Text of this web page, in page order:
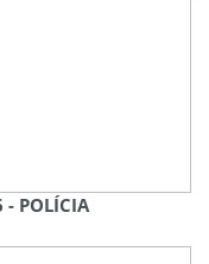
POLÍCIA